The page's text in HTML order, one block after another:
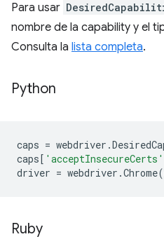
Para usar
nombre de la capability y el
Consulta la lista completa.
Python
caps = webdriver .
caps[ 'acceptInsecureCerts'
driver = webdriver .Chrome(
Ruby